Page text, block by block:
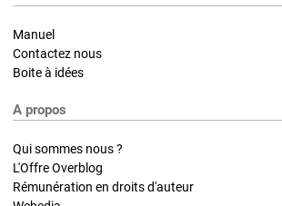
Manuel
Contactez nous
Boite à idées
A propos
Qui sommes nous ?
L'Offre Overblog
Rémunération en droits d'auteur